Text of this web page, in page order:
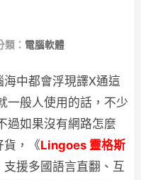
類： 電腦軟體
中都會浮現譯X通這
一般人使用的話，不少
過如果沒有網路怎麼
貨，《Lingoes 靈格斯
援多國語言直翻、互